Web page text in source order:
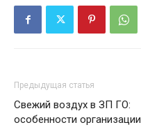
Предыдущая статья
Свежий воздух в ЗП ГО:
особенности организации